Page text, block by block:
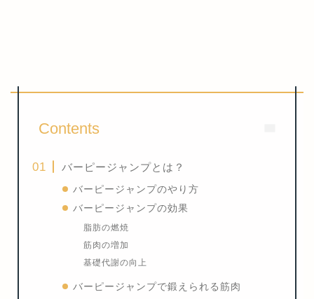
Contents
バーピージャンプとは？
バーピージャンプのやり方
バーピージャンプの効果
脂肪の燃焼
筋肉の増加
基礎代謝の向上
バーピージャンプで鍛えられる筋肉